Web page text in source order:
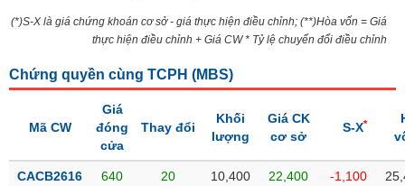
Tài
tích
kỹ
(*)S-X là giá chứng khoán cơ sở - giá thực hiện điều chỉnh; (**)Hòa vốn = Giá
thực hiện điều chỉnh + Giá CW * Tỷ lệ chuyển đổi điều chỉnh
Chứng quyền cùng TCPH (MBS)
Mã CW
Giá
đóng
cửa
Thay đổi
Khối
lượng
Giá CK
cơ sở
S-X*
CACB2616 640
20
10,400 22,400 -1,100
SECTOR
NĂNG